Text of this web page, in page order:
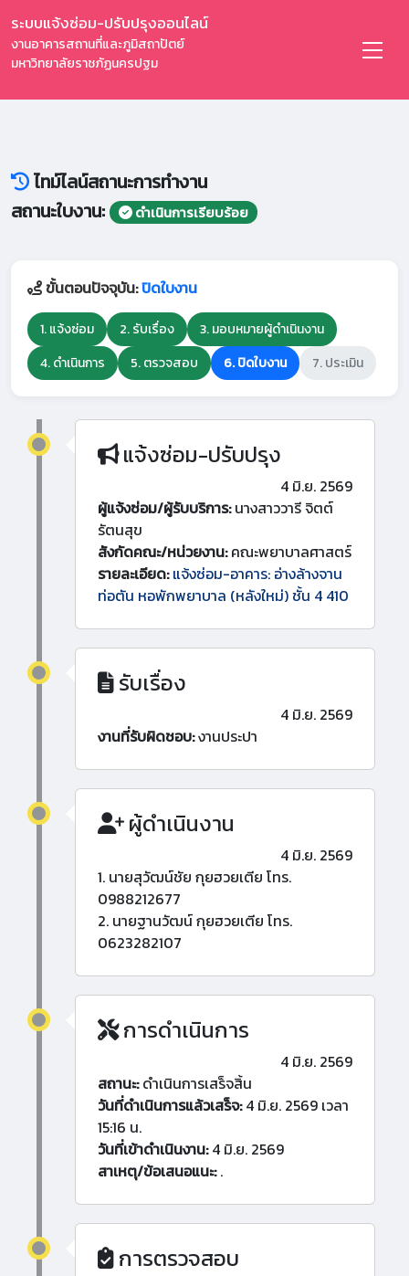
ระบบแจ้งซ่อม-ปรับปรุงออนไลน์
งานอาคารสถานที่และภูมิสถาปัตย์
มหาวิทยาลัยราชภัฏนครปฐม
ไทม์ไลน์สถานะการทำงาน
สถานะใบงาน:
ดำเนินการเรียบร้อย
ขั้นตอนปัจจุบัน:ปิดใบงาน
1. แจ้งซ่อม 2. รับเรื่อง
3. มอบหมายผู้ดำเนินงาน
4. ดำเนินการ
5. ตรวจสอบ 6. ปิดใบงาน 7. ประเมิน
แจ้งซ่อม-ปรับปรุง
4 มิ.ย. 2569
ผู้แจ้งซ่อม/ผู้รับบริการ:นางสาววารี จิตต์
รัตนสุข
สังกัดคณะ/หน่วยงาน:คณะพยาบาลศาสตร์
รายละเอียด: แจ้งซ่อม-อาคาร: อ่างล้างจาน
ท่อตัน หอพักพยาบาล (หลังใหม่) ชั้น 4 410
รับเรื่อง
4 มิ.ย. 2569
งานที่รับผิดชอบ:งานประปา
ผู้ดำเนินงาน
4 มิ.ย. 2569
1. นายสุวัฒน์ชัย กุยฮวยเตีย โทร.
0988212677
2. นายฐานวัฒน์ กุยฮวยเตีย โทร.
0623282107
การดำเนินการ
4 มิ.ย. 2569
สถานะ:ดำเนินการเสร็จสิ้น
วันที่ดำเนินการแล้วเสร็จ:4 มิ.ย. 2569 เวลา
15:16 น.
วันที่เข้าดำเนินงาน:4 มิ.ย. 2569
สาเหตุ/ข้อเสนอแนะ:.
การตรวจสอบ